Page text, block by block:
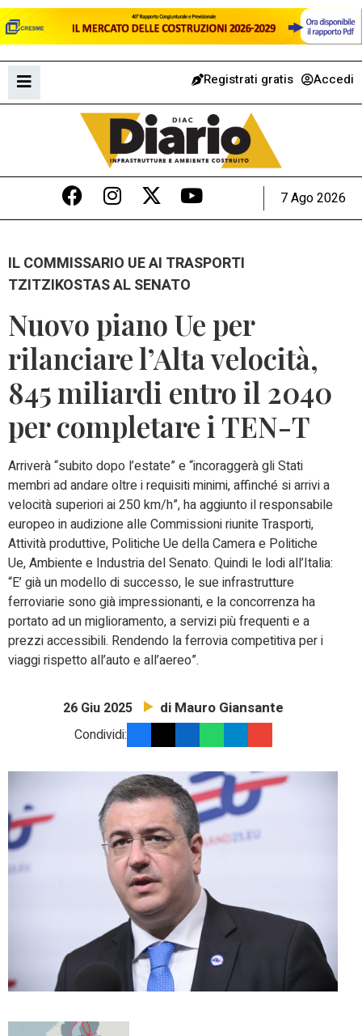
Registrati gratis Accedi
7 Ago 2026
IL COMMISSARIO UE AI TRASPORTI
TZITZIKOSTAS AL SENATO
Nuovo piano Ue per
rilanciare l’Alta velocità,
845 miliardi entro il 2040
per completare i TEN-T
Arriverà “subito dopo l’estate” e “incoraggerà gli Stati
membri ad andare oltre i requisiti minimi, affinché si arrivi a
velocità superiori ai 250 km/h”, ha aggiunto il responsabile
europeo in audizione alle Commissioni riunite Trasporti,
Attività produttive, Politiche Ue della Camera e Politiche
Ue, Ambiente e Industria del Senato. Quindi le lodi all’Italia:
“E’ già un modello di successo, le sue infrastrutture
ferroviarie sono già impressionanti, e la concorrenza ha
portato ad un miglioramento, a servizi più frequenti e a
prezzi accessibili. Rendendo la ferrovia competitiva per i
viaggi rispetto all’auto e all’aereo”.
26 Giu 2025 di Mauro Giansante
Condividi: